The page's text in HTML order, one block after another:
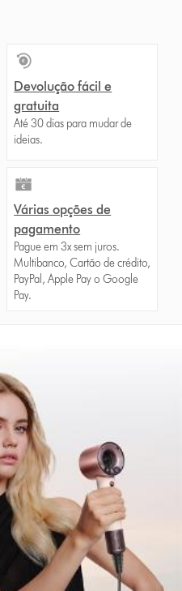
Devolução fácil e
gratuita
Até 30 dias para mudar de
ideias.
Várias opções de
pagamento
Pague em 3x sem juros.
Multibanco, Cartão de crédito,
PayPal, Apple Pay o Google
Pay.